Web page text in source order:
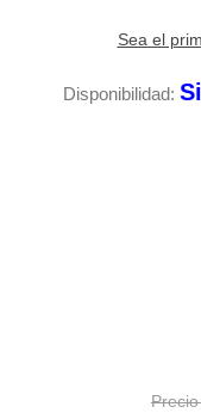
Sea el
Disponibilidad: